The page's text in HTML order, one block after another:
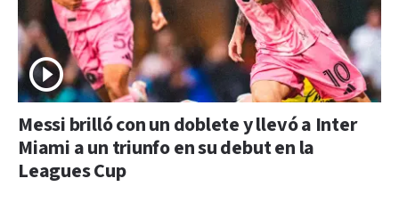
Messi brilló con un doblete y llevó a Inter
Miami a un triunfo en su debut en la
Leagues Cup